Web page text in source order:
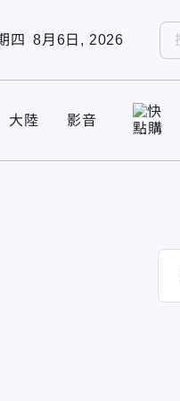
四 8月6日, 2026
大陸 影音